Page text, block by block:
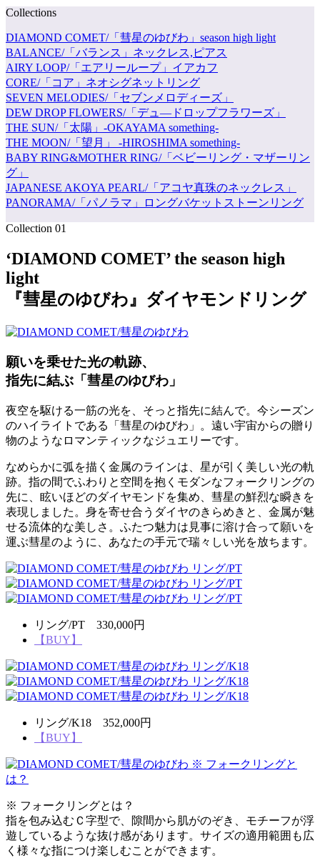
Collections
DIAMOND COMET/「彗星のゆびわ」season high light
BALANCE/「バランス」ネックレス,ピアス
AIRY LOOP/「エアリーループ」イアカフ
CORE/「コア」ネオシグネットリング
SEVEN MELODIES/「セブンメロディーズ」
DEW DROP FLOWERS/「デュ―ドロップフラワーズ」
THE SUN/「太陽」-OKAYAMA something-
THE MOON/「望月」 -HIROSHIMA something-
BABY RING&MOTHER RING/「ベビーリング・マザーリン
グ」
JAPANESE AKOYA PEARL/「アコヤ真珠のネックレス」
PANORAMA/「パノラマ」ロングバケットストーンリング
Collection 01
‘DIAMOND COMET’ the season high
light
『彗星のゆびわ』ダイヤモンドリング
願いを乗せた光の軌跡、
指先に結ぶ「彗星のゆびわ」
夜空を駆ける一筋の光を、そっと指先に結んで。今シーズン
のハイライトである「彗星のゆびわ」。遠い宇宙からの贈り
物のようなロマンティックなジュエリーです。
なめらかに弧を描く金属のラインは、星が引く美しい光の軌
跡。指の間でふわりと空間を抱くモダンなフォークリングの
先に、眩いほどのダイヤモンドを集め、彗星の鮮烈な瞬きを
表現しました。身を寄せ合うダイヤのきらめきと、金属が魅
せる流体的な美しさ。ふたつ魅力は見事に溶け合って願いを
運ぶ彗星のように、あなたの手元で瑞々しい光を放ちます。
リング/PT 330,000円
【BUY】
リング/K18 352,000円
【BUY】
※ フォークリングとは？
指を包み込むＣ字型で、隙間から肌がのぞき、モチーフが浮
遊しているような抜け感があります。サイズの適用範囲も広
く様々な指につけ楽しむことができます。